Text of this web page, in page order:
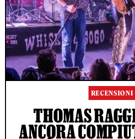
RECENSIONI
THOMAS
ANCORA